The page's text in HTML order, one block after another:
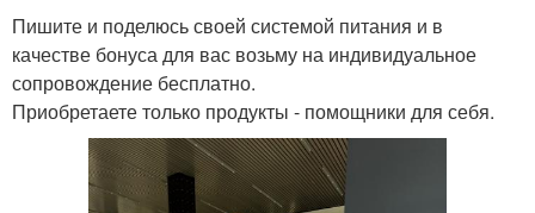
Пишите и поделюсь своей системой питания и в
качестве бонуса для вас возьму на индивидуальное
сопровождение бесплатно.
Приобретаете только продукты - помощники для себя.